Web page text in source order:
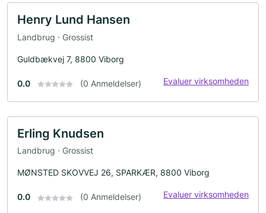
Henry Lund Hansen
Landbrug · Grossist
Guldbækvej 7, 8800 Viborg
0.0 (0 Anmeldelser) Evaluer virksomheden
Erling Knudsen
Landbrug · Grossist
MØNSTED SKOVVEJ 26, SPARKÆR, 8800 Viborg
0.0 (0 Anmeldelser) Evaluer virksomheden